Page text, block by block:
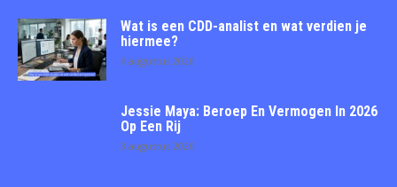
Wat is een CDD-analist en wat verdien je
hiermee?
6 augustus 2026
Jessie Maya: Beroep En Vermogen In 2026
Op Een Rij
3 augustus 2026